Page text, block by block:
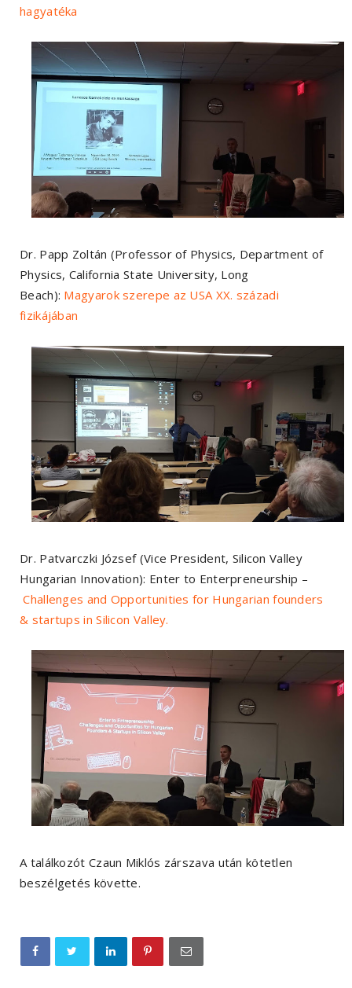
hagyatéka
Dr. Papp Zoltán (Professor of Physics, Department of
Physics, California State University, Long
Beach): Magyarok szerepe az USA XX. századi
fizikájában
Dr. Patvarczki József (Vice President, Silicon Valley
Hungarian Innovation): Enter to Enterpreneurship –
Challenges and Opportunities for Hungarian founders
& startups in Silicon Valley.
A találkozót Czaun Miklós zárszava után kötetlen
beszélgetés követte.